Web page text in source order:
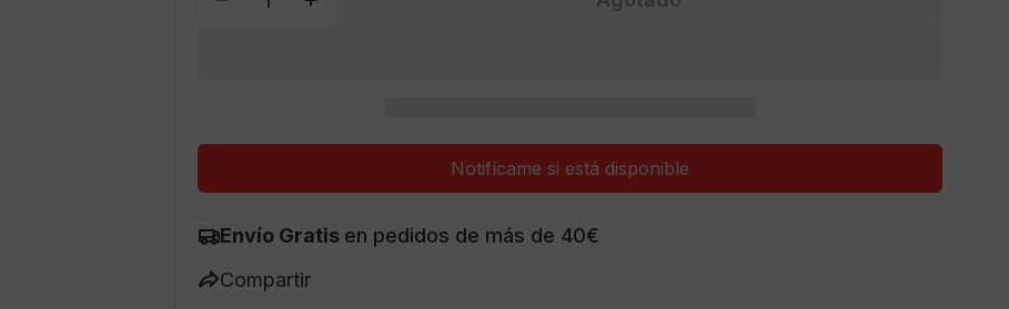
venta
Disminuir Cantidad Para Omega 3 (90 Softgels)
Aumentar Cantidad Para Omega 3 (90 Softgels)
Notifícame si está disponible
Envío Gratis en pedidos de más de 40€
Compartir